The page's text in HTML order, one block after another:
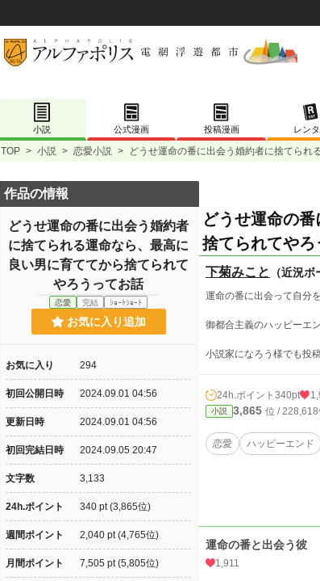
小説 公式漫画 投稿漫画 レン
TOP > 小説 > 恋愛小説 > どうせ運命の番に出会う婚約者に捨てられ
どうせ運命の
捨てられてやろ
下菊みこと （近況ボ
運命の番に出会って自分
御都合主義のハッピーエン
小説家になろう様でも投
24h.ポイント 340pt
小説 3,865 位 /
恋愛 ハッピーエンド
運命の番と出会う彼
1,911
作品の情報
どうせ運命の番に出会う婚約者
に捨てられる運命なら、最高に
良い男に育ててから捨てられて
やろうってお話
恋愛 完結 ｼｮｰﾄｼｮｰﾄ
お気に入り追加
お気に入り 294
初回公開日時 2024.09.01 04:56
更新日時 2024.09.01 04:56
初回完結日時 2024.09.05 20:47
文字数 3,133
24h.ポイント 340 pt (3,865位)
週間ポイント 2,040 pt (4,765位)
月間ポイント 7,505 pt (5,805位)